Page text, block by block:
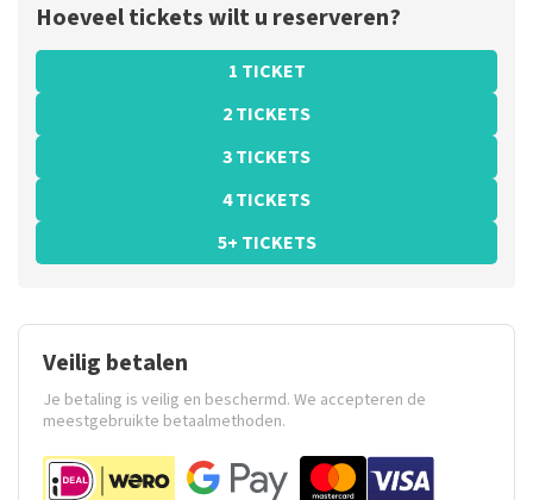
Hoeveel tickets wilt u reserveren?
1 TICKET
2 TICKETS
3 TICKETS
4 TICKETS
5+ TICKETS
Veilig betalen
Je betaling is veilig en beschermd. We accepteren de
meestgebruikte betaalmethoden.